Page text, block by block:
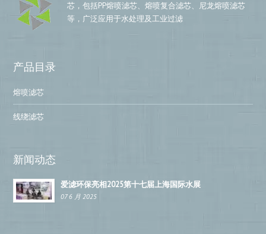
芯，包括PP熔喷滤芯、熔喷复合滤芯、尼龙熔喷滤芯
等，广泛应用于水处理及工业过滤
产品目录
熔喷滤芯
线绕滤芯
新闻动态
爱滤环保亮相2025第十七届上海国际水展
07 6 月 2025